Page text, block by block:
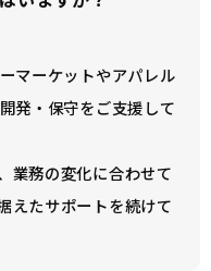
マーケットやアパレル
発・保守をご支援して
業務の変化に合わせて
えたサポートを続けて